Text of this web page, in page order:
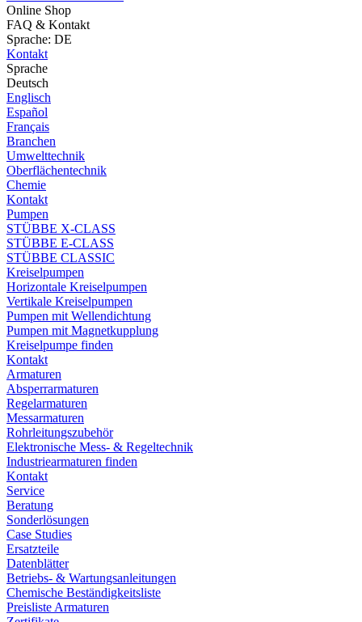
Online Shop
FAQ & Kontakt
Sprache: DE
Kontakt
Sprache
Deutsch
Englisch
Español
Français
Branchen
Umwelttechnik
Oberflächentechnik
Chemie
Kontakt
Pumpen
STÜBBE X-CLASS
STÜBBE E-CLASS
STÜBBE CLASSIC
Kreiselpumpen
Horizontale Kreiselpumpen
Vertikale Kreiselpumpen
Pumpen mit Wellendichtung
Pumpen mit Magnetkupplung
Kreiselpumpe finden
Kontakt
Armaturen
Absperrarmaturen
Regelarmaturen
Messarmaturen
Rohrleitungszubehör
Elektronische Mess- & Regeltechnik
Industriearmaturen finden
Kontakt
Service
Beratung
Sonderlösungen
Case Studies
Ersatzteile
Datenblätter
Betriebs- & Wartungsanleitungen
Chemische Beständigkeitsliste
Preisliste Armaturen